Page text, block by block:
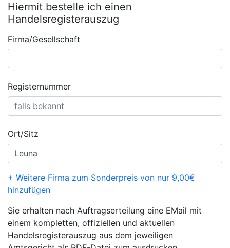
Hiermit bestelle ich einen
Handelsregisterauszug
Firma/Gesellschaft
Registernummer
Ort/Sitz
+ Weitere Firma zum Sonderpreis von nur 9,00€
hinzufügen
Sie erhalten nach Auftragserteilung eine EMail mit
einem kompletten, offiziellen und aktuellen
Handelsregisterauszug aus dem jeweiligen